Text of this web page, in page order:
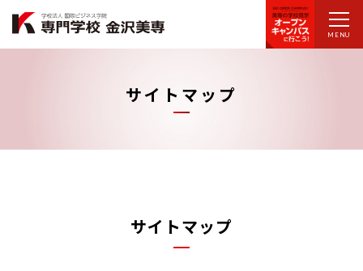
MENU
サイトマップ
サイトマップ